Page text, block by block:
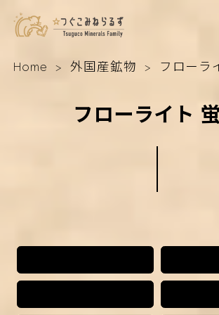
Home 外国産鉱物 フローラ
フローライト